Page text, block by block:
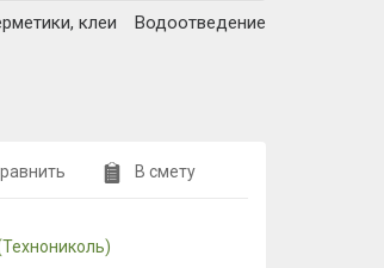
клеи Водоотведение
В смету